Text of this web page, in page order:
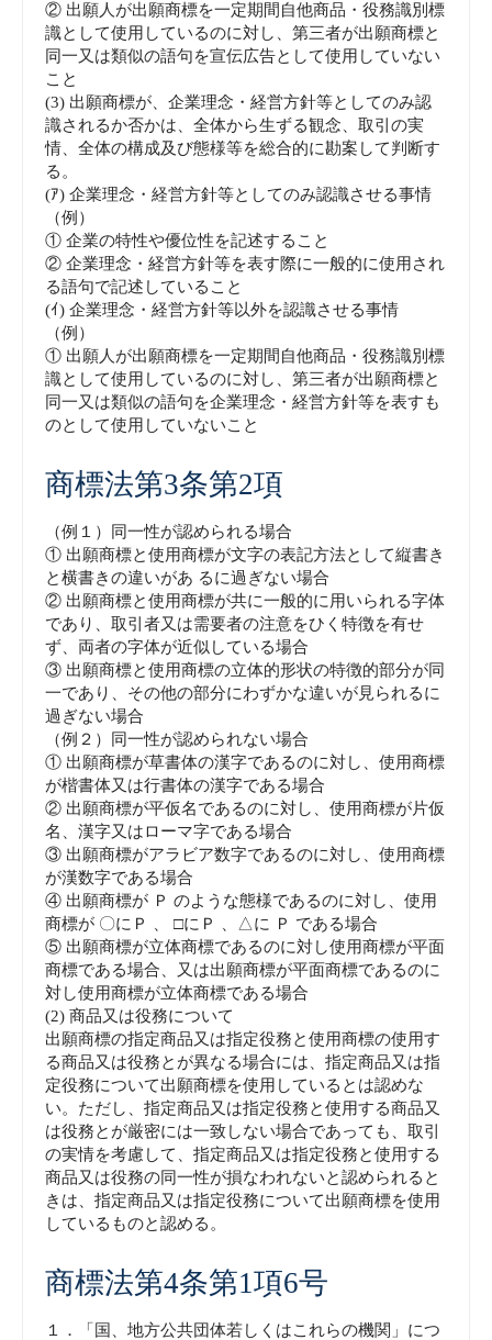
② 出願人が出願商標を一定期間自他商品・役務識別標
識として使用しているのに対し、第三者が出願商標と
同一又は類似の語句を宣伝広告として使用していない
こと
(3) 出願商標が、企業理念・経営方針等としてのみ認
識されるか否かは、全体から生ずる観念、取引の実
情、全体の構成及び態様等を総合的に勘案して判断す
る。
(ｱ) 企業理念・経営方針等としてのみ認識させる事情
（例）
① 企業の特性や優位性を記述すること
② 企業理念・経営方針等を表す際に一般的に使用され
る語句で記述していること
(ｲ) 企業理念・経営方針等以外を認識させる事情
（例）
① 出願人が出願商標を一定期間自他商品・役務識別標
識として使用しているのに対し、第三者が出願商標と
同一又は類似の語句を企業理念・経営方針等を表すも
のとして使用していないこと
商標法第3条第2項
（例１）同一性が認められる場合
① 出願商標と使用商標が文字の表記方法として縦書き
と横書きの違いがあ るに過ぎない場合
② 出願商標と使用商標が共に一般的に用いられる字体
であり、取引者又は需要者の注意をひく特徴を有せ
ず、両者の字体が近似している場合
③ 出願商標と使用商標の立体的形状の特徴的部分が同
一であり、その他の部分にわずかな違いが見られるに
過ぎない場合
（例２）同一性が認められない場合
① 出願商標が草書体の漢字であるのに対し、使用商標
が楷書体又は行書体の漢字である場合
② 出願商標が平仮名であるのに対し、使用商標が片仮
名、漢字又はローマ字である場合
③ 出願商標がアラビア数字であるのに対し、使用商標
が漢数字である場合
④ 出願商標が Ｐ のような態様であるのに対し、使用
商標が 〇にＰ 、 □にＰ 、△に Ｐ である場合
⑤ 出願商標が立体商標であるのに対し使用商標が平面
商標である場合、又は出願商標が平面商標であるのに
対し使用商標が立体商標である場合
(2) 商品又は役務について
出願商標の指定商品又は指定役務と使用商標の使用す
る商品又は役務とが異なる場合には、指定商品又は指
定役務について出願商標を使用しているとは認めな
い。ただし、指定商品又は指定役務と使用する商品又
は役務とが厳密には一致しない場合であっても、取引
の実情を考慮して、指定商品又は指定役務と使用する
商品又は役務の同一性が損なわれないと認められると
きは、指定商品又は指定役務について出願商標を使用
しているものと認める。
商標法第4条第1項6号
１．「国、地方公共団体若しくはこれらの機関」につ